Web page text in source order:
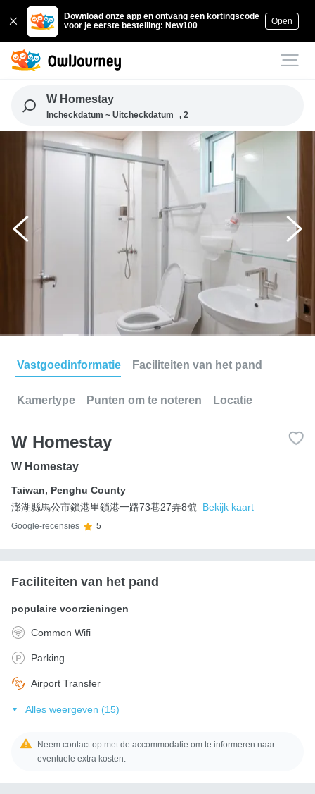
Download onze app en ontvang een kortingscode
voor je eerste bestelling: New100
Open
W Homestay
Incheckdatum ~ Uitcheckdatum , 2
Vastgoedinformatie Faciliteiten van het pand
Kamertype Punten om te noteren Locatie
W Homestay
W Homestay
Taiwan, Penghu County
澎湖縣馬公市鎖港里鎖港一路73巷27弄8號
Bekijk kaart
Google-recensies 5
Faciliteiten van het pand
populaire voorzieningen
Common Wifi
Parking
Airport Transfer
Alles weergeven (15)
Neem contact op met de accommodatie om te informeren naar
eventuele extra kosten.